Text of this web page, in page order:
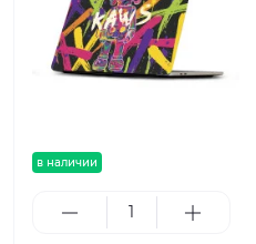
в наличии